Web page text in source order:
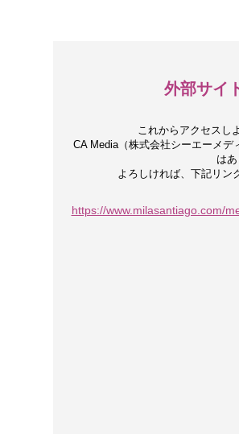
外部サイ
これからアクセスし
CA Media（株式会社シーエーメ
はあ
よろしければ、下記リン
https://www.milasantiago.com/